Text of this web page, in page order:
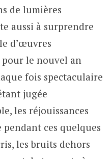
de lumières
aussi à surprendre
d’œuvres
pour le nouvel an
fois spectaculaire
jugée
les réjouissances
ces quelques
les bruits dehors